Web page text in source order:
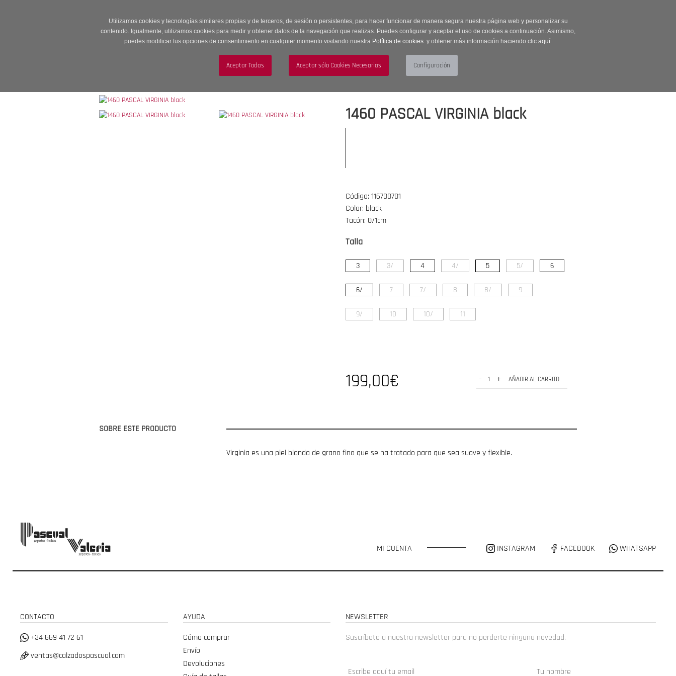
Utilizamos cookies y tecnologías similares propias y de terceros, de sesión o persistentes, para hacer funcionar de manera segura nuestra página web y personalizar su
contenido. Igualmente, utilizamos cookies para medir y obtener datos de la navegación que realizas. Puedes configurar y aceptar el uso de cookies a continuación. Asimismo,
puedes modificar tus opciones de consentimiento en cualquier momento visitando nuestra Política de cookies. y obtener más información haciendo clic aquí.
MUJER HOMBRE ACCESORIOS
1460 PASCAL VIRGINIA black
Código: 116700701
Color: black
Tacón: 0/1cm
Talla
3 3/ 4 4/ 5 5/ 6
6/ 7 7/ 8 8/ 9
9/ 10 10/ 11
199,00€ - + AÑADIR AL CARRITO
SOBRE ESTE PRODUCTO
Virginia es una piel blanda de grano fino que se ha tratado para que sea suave y flexible.
MI CUENTA INSTAGRAM FACEBOOK WHATSAPP
CONTACTO
+34 669 41 72 61
ventas@calzadospascual.com
AYUDA
Cómo comprar
Envío
Devoluciones
NEWSLETTER
Suscríbete a nuestra newsletter para no perderte ninguna novedad.